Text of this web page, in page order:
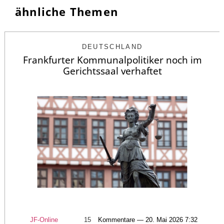
ähnliche Themen
DEUTSCHLAND
Frankfurter Kommunalpolitiker noch im
Gerichtssaal verhaftet
JF-Online 15 Kommentare — 20. Mai 2026 7:32